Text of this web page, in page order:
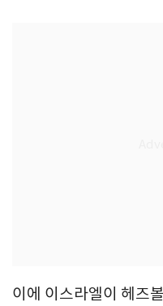
이에 이스라엘이 헤즈